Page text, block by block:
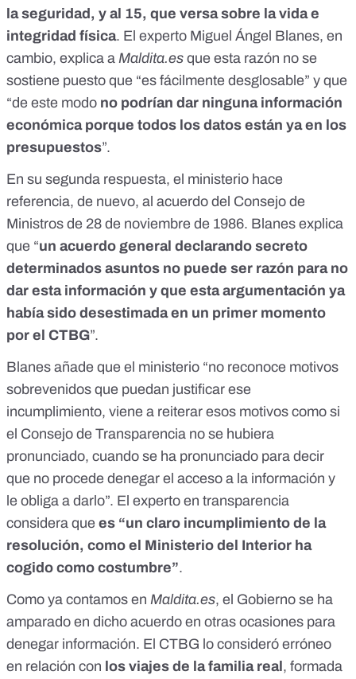
la seguridad, y al 15, que versa sobre la vida e
integridad física. El experto Miguel Ángel Blanes, en
cambio, explica a Maldita.es que esta razón no se
sostiene puesto que “es fácilmente desglosable” y que
“de este modo no podrían dar ninguna información
económica porque todos los datos están ya en los
presupuestos”.
En su segunda respuesta, el ministerio hace
referencia, de nuevo, al acuerdo del Consejo de
Ministros de 28 de noviembre de 1986. Blanes explica
que “un acuerdo general declarando secreto
determinados asuntos no puede ser razón para no
dar esta información y que esta argumentación ya
había sido desestimada en un primer momento
por el CTBG”.
Blanes añade que el ministerio “no reconoce motivos
sobrevenidos que puedan justificar ese
incumplimiento, viene a reiterar esos motivos como si
el Consejo de Transparencia no se hubiera
pronunciado, cuando se ha pronunciado para decir
que no procede denegar el acceso a la información y
le obliga a darlo”. El experto en transparencia
considera que es “un claro incumplimiento de la
resolución, como el Ministerio del Interior ha
cogido como costumbre”.
Como ya contamos en Maldita.es, el Gobierno se ha
amparado en dicho acuerdo en otras ocasiones para
denegar información. El CTBG lo consideró erróneo
en relación con los viajes de la familia real, formada